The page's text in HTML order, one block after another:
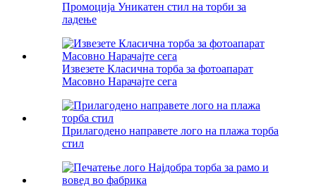
Промоција Уникатен стил на торби за
ладење
Извезете Класична торба за фотоапарат
Масовно Нарачајте сега
Прилагодено направете лого на плажа торба
стил